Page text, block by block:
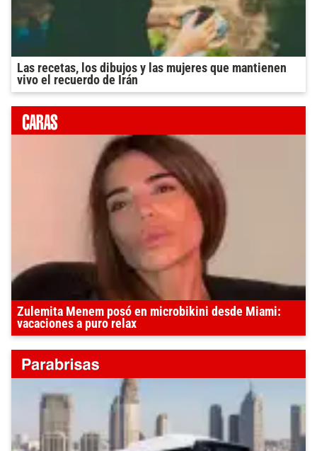
Las recetas, los dibujos y las mujeres que mantienen
vivo el recuerdo de Irán
Zulemita Menem posó en microbikini desde Miami:
vacaciones a puro relax